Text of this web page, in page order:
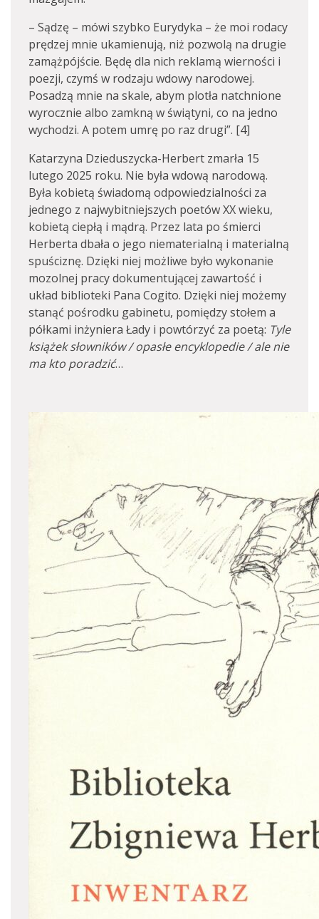
– Sądzę – mówi szybko Eurydyka – że moi rodacy
prędzej mnie ukamienują, niż pozwolą na drugie
zamążpójście. Będę dla nich reklamą wierności i
poezji, czymś w rodzaju wdowy narodowej.
Posadzą mnie na skale, abym plotła natchnione
wyrocznie albo zamkną w świątyni, co na jedno
wychodzi. A potem umrę po raz drugi”. [4]
Katarzyna Dzieduszycka-Herbert zmarła 15
lutego 2025 roku. Nie była wdową narodową.
Była kobietą świadomą odpowiedzialności za
jednego z najwybitniejszych poetów XX wieku,
kobietą ciepłą i mądrą. Przez lata po śmierci
Herberta dbała o jego niematerialną i materialną
spuściznę. Dzięki niej możliwe było wykonanie
mozolnej pracy dokumentującej zawartość i
układ biblioteki Pana Cogito. Dzięki niej możemy
stanąć pośrodku gabinetu, pomiędzy stołem a
półkami inżyniera Łady i powtórzyć za poetą: Tyle
książek słowników / opasłe encyklopedie / ale nie
ma kto poradzić…